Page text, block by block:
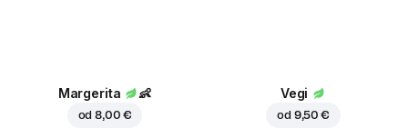
Margerita 👶
od8,00 €
Vegi
od 9,50 €